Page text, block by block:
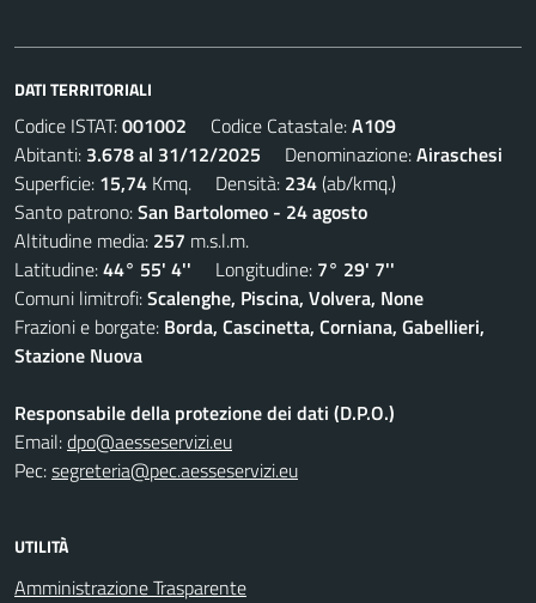
DATI TERRITORIALI
Codice ISTAT:001002 Codice Catastale:A109
Abitanti: 3.678 al 31/12/2025 Denominazione:Airaschesi
Superficie: 15,74 Kmq. Densità: 234(ab/kmq.)
Santo patrono:San Bartolomeo - 24 agosto
Altitudine media: 257 m.s.l.m.
Latitudine:44° 55' 4'' Longitudine: 7° 29' 7''
Comuni limitrofi:Scalenghe, Piscina, Volvera, None
Frazioni e borgate: Borda, Cascinetta, Corniana, Gabellieri,
Stazione Nuova
Responsabile della protezione dei dati (D.P.O.)
Email:dpo@aesseservizi.eu
Pec:segreteria@pec.aesseservizi.eu
UTILITÀ
Amministrazione Trasparente